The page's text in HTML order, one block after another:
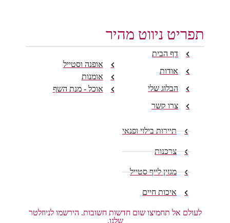
תפריט ניווט מהיר
דף הבית
אודות
הבלוג שלי
צרו קשר
אופנה וסטייל
אומנות
אוכל - מנת השף
תיירות בילוי ופנאי
צרכנות
מגזין לייף סטייל
איכות חיים
לעולם אל תחמיצו שום חדשות חשובות. הירשמו לניוזלטר
שלנו.